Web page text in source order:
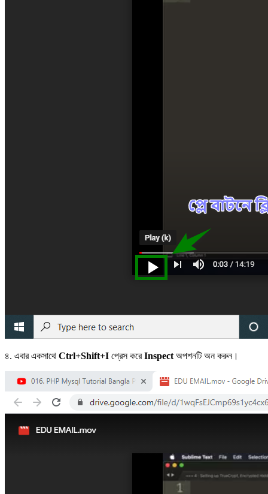
৪. এবার একসাথে Ctrl+Shift+I প্রেস করেInspect অপশনটি অন করুন।